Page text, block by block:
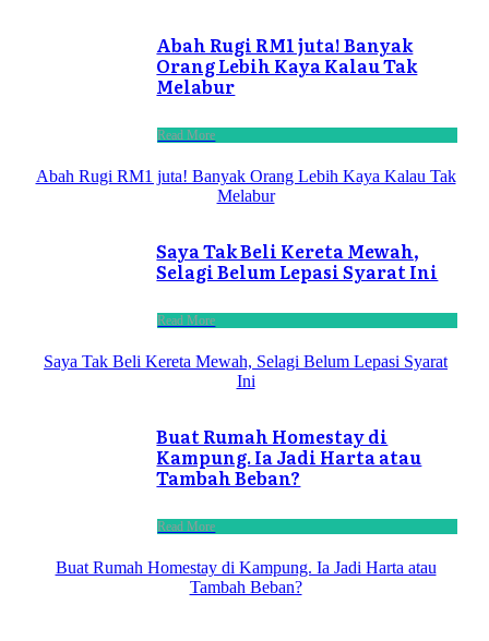
Abah Rugi RM1 juta! Banyak
Orang Lebih Kaya Kalau Tak
Melabur
Read More
Abah Rugi RM1 juta! Banyak Orang Lebih Kaya Kalau Tak
Melabur
Saya Tak Beli Kereta Mewah,
Selagi Belum Lepasi Syarat Ini
Read More
Saya Tak Beli Kereta Mewah, Selagi Belum Lepasi Syarat
Ini
Buat Rumah Homestay di
Kampung. Ia Jadi Harta atau
Tambah Beban?
Read More
Buat Rumah Homestay di Kampung. Ia Jadi Harta atau
Tambah Beban?